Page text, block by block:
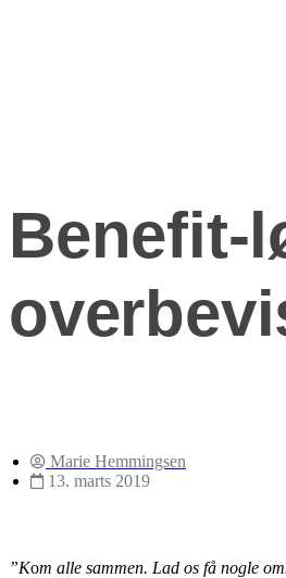
Benefit-
Marie Hemmingsen
13. marts 2019
”Kom alle sammen. Lad os få nogle